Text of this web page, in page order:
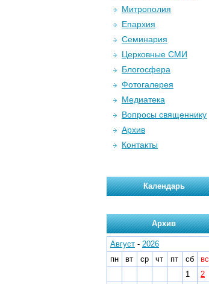
Митрополия
Епархия
Семинария
Церковные СМИ
Блогосфера
Фотогалерея
Медиатека
Вопросы священнику
Архив
Контакты
Календарь
Архив
Август - 2026
пн
вт ср чт пт сб
вс
1
2